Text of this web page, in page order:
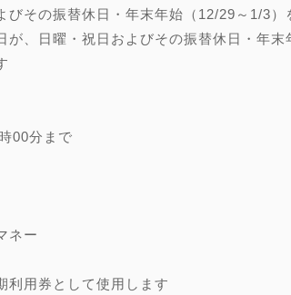
びその振替休日・年末年始（12/29～1/3）
、日曜・祝日およびその振替休日・年
00分まで
ネー
用券として使用します